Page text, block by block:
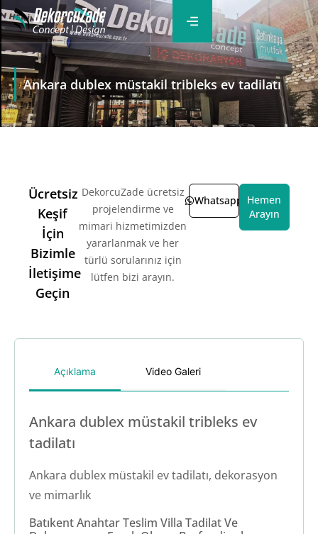
Ankara dublex müstakil tribleks ev tadilatı
Ücretsiz
Keşif
İçin
Bizimle
İletişime
Geçin
DekorcuZade ücretsiz
projelendirme ve
mimari hizmetimizden
yararlanmak ve her
türlü sorularınız için
lütfen bizi arayın.
Whatsapp
Hemen
Arayın
Açıklama Video Galeri
Ankara dublex müstakil tribleks ev
tadilatı
Ankara dublex müstakil ev tadilatı, dekorasyon
ve mimarlık
Batıkent Anahtar Teslim Villa Tadilat Ve